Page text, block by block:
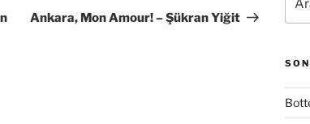
Yazı
Ankara, Mon Amour! – Şükran Yiğit